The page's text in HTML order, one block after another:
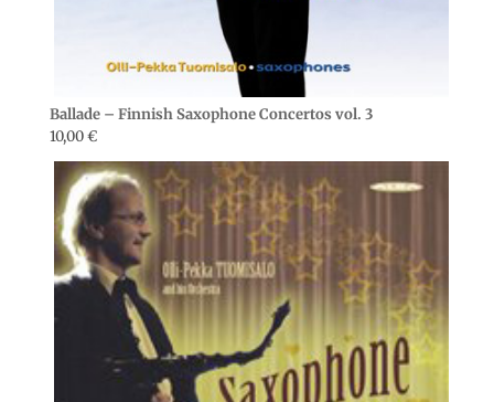
Ballade – Finnish Saxophone Concertos vol. 3
10,00€